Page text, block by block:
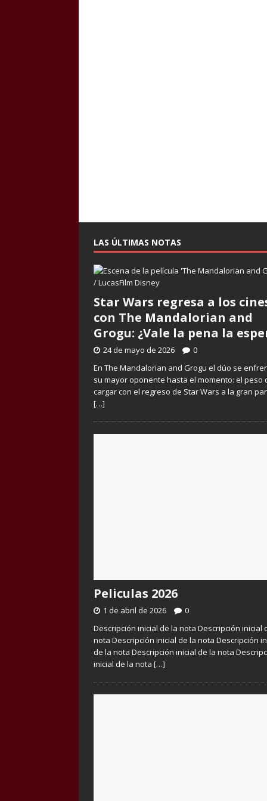
LAS ÚLTIMAS NOTAS
Star Wars regresa a los
con The Mandalorian and
Grogu: ¿Vale la pena la
24 de mayo de 2026
0
En The Mandalorian and Grogu el dúo se
su mayor oponente hasta el momento: el peso
cargar con el regreso de Star Wars a la gran
[…]
Peliculas 2026
1 de abril de 2026
0
Descripción inicial de la nota Descripción inicial
nota Descripción inicial de la nota Descripción
de la nota Descripción inicial de la nota
inicial de la nota […]